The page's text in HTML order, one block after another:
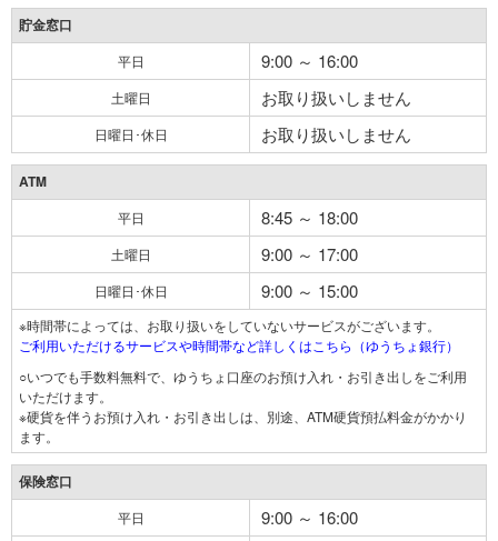
貯金窓口
平日 9:00 ～ 16:00
土曜日 お取り扱いしません
日曜日･休日 お取り扱いしません
ATM
平日 8:45 ～ 18:00
土曜日 9:00 ～ 17:00
日曜日･休日 9:00 ～ 15:00
※時間帯によっては、お取り扱いをしていないサービスがございます。
ご利用いただけるサービスや時間帯など詳しくはこちら（ゆうちょ銀行）
○いつでも手数料無料で、ゆうちょ口座のお預け入れ・お引き出しをご利用
いただけます。
※硬貨を伴うお預け入れ・お引き出しは、別途、ATM硬貨預払料金がかかり
ます。
保険窓口
平日 9:00 ～ 16:00